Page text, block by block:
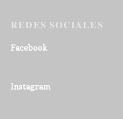
REDES SOCIALES
Facebook
Instagram